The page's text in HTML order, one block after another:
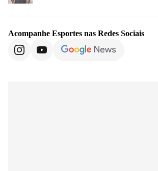
Acompanhe Esportes nas Redes Sociais